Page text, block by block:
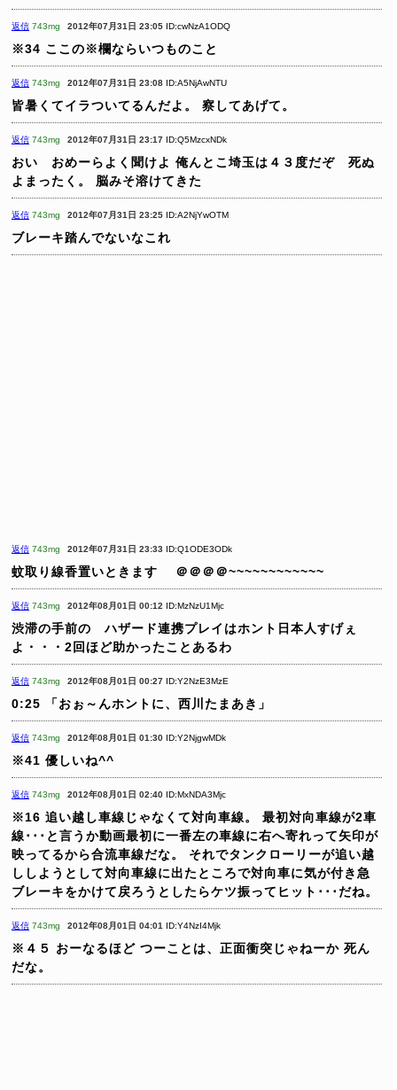
返信 743mg 2012年07月31日 23:05 ID:cwNzA1ODQ
※34 ここの※欄ならいつものこと
返信 743mg 2012年07月31日 23:08 ID:A5NjAwNTU
皆暑くてイラついてるんだよ。 察してあげて。
返信 743mg 2012年07月31日 23:17 ID:Q5MzcxNDk
おい おめーらよく聞けよ 俺んとこ埼玉は４３度だぞ 死ぬ
よまったく。
脳みそ溶けてきた
返信 743mg 2012年07月31日 23:25 ID:A2NjYwOTM
ブレーキ踏んでないなこれ
返信 743mg 2012年07月31日 23:33 ID:Q1ODE3ODk
蚊取り線香置いときます ＠＠＠＠~~~~~~~~~~~~
返信 743mg 2012年08月01日 00:12 ID:MzNzU1Mjc
渋滞の手前の ハザード連携プレイはホント日本人すげぇ
よ・・・2回ほど助かったことあるわ
返信 743mg 2012年08月01日 00:27 ID:Y2NzE3MzE
0:25 「おぉ～んホントに、西川たまあき」
返信 743mg 2012年08月01日 01:30 ID:Y2NjgwMDk
※41 優しいね^^
返信 743mg 2012年08月01日 02:40 ID:MxNDA3Mjc
※16 追い越し車線じゃなくて対向車線。
最初対向車線が2車
線･･･と言うか動画最初に一番左の車線に右へ寄れって矢印が
映ってるから合流車線だな。
それでタンクローリーが追い越
ししようとして対向車線に出たところで対向車に気が付き急
ブレーキをかけて戻ろうとしたらケツ振ってヒット･･･だね。
返信 743mg 2012年08月01日 04:01 ID:Y4NzI4Mjk
※４５ おーなるほど つーことは、正面衝突じゃねーか 死ん
だな。